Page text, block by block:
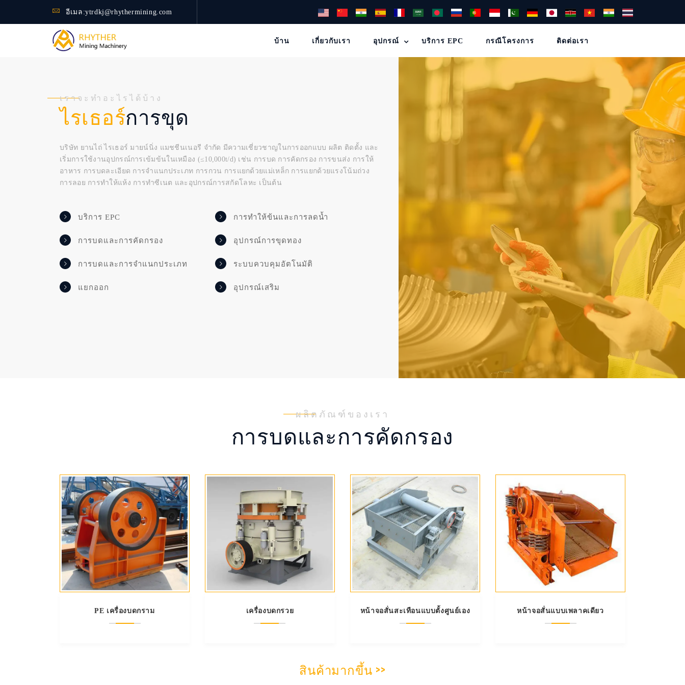
อีเมล:ytrdkj@rhythermining.com
บ้าน เกี่ยวกับเรา อุปกรณ์ บริการ EPC กรณีโครงการ ติดต่อเรา
เราจะทำอะไรได้บ้าง
ไรเธอร์การขุด
บริษัท ยานไถ่ ไรเธอร์ มายน์นิ่ง แมชชีนเนอรี จำกัด มีความเชี่ยวชาญในการออกแบบ ผลิต ติดตั้ง และ
เริ่มการใช้งานอุปกรณ์การเข้มข้นในเหมือง (≤10,000t/d) เช่น การบด การคัดกรอง การขนส่ง การให้
อาหาร การบดละเอียด การจำแนกประเภท การกวน การแยกด้วยแม่เหล็ก การแยกด้วยแรงโน้มถ่วง
การลอย การทำให้แห้ง การทำซีเนต และอุปกรณ์การสกัดโลหะ เป็นต้น
บริการ EPC
การบดและการคัดกรอง
การบดและการจำแนกประเภท
แยกออก
การทำให้ข้นและการลดน้ำ
อุปกรณ์การขุดทอง
ระบบควบคุมอัตโนมัติ
อุปกรณ์เสริม
ผลิตภัณฑ์ของเรา
การบดและการคัดกรอง
PE เครื่องบดกราม เครื่องบดกรวย หน้าจอสั่นสะเทือนแบบตั้งศูนย์เอง หน้าจอสั่นแบบเพลาคเดียว
สินค้ามากขึ้น >>